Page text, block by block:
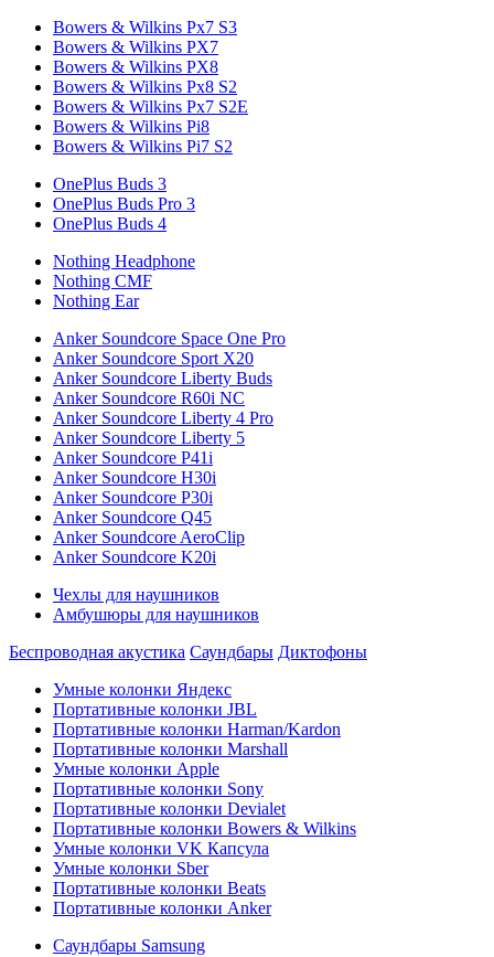
Bowers & Wilkins Px7 S3
Bowers & Wilkins PX7
Bowers & Wilkins PX8
Bowers & Wilkins Px8 S2
Bowers & Wilkins Px7 S2E
Bowers & Wilkins Pi8
Bowers & Wilkins Pi7 S2
OnePlus Buds 3
OnePlus Buds Pro 3
OnePlus Buds 4
Nothing Headphone
Nothing CMF
Nothing Ear
Anker Soundcore Space One Pro
Anker Soundcore Sport X20
Anker Soundcore Liberty Buds
Anker Soundcore R60i NC
Anker Soundcore Liberty 4 Pro
Anker Soundcore Liberty 5
Anker Soundcore P41i
Anker Soundcore H30i
Anker Soundcore P30i
Anker Soundcore Q45
Anker Soundcore AeroClip
Anker Soundcore K20i
Чехлы для наушников
Амбушюры для наушников
Беспроводная акустика Саундбары Диктофоны
Умные колонки Яндекс
Портативные колонки JBL
Портативные колонки Harman/Kardon
Портативные колонки Marshall
Умные колонки Apple
Портативные колонки Sony
Портативные колонки Devialet
Портативные колонки Bowers & Wilkins
Умные колонки VK Капсула
Умные колонки Sber
Портативные колонки Beats
Портативные колонки Anker
Саундбары Samsung